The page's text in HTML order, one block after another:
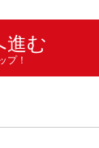
進む
プ！